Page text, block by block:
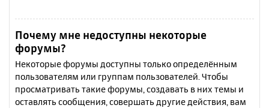
Почему мне недоступны некоторые
форумы?
Некоторые форумы доступны только определённым
пользователям или группам пользователей. Чтобы
просматривать такие форумы, создавать в них темы и
оставлять сообщения, совершать другие действия, вам